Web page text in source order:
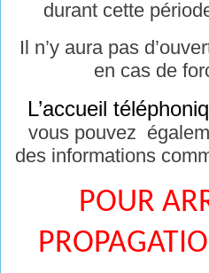
durant cette
Il n’y aura pas
en cas de
L’accueil
vous pouvez
des informations
POUR